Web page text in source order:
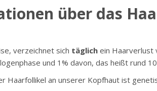
über das
verzeichnet sich täglich ein Haarverlust
und 1% davon, das heißt rund
Haarfollikel an unserer Kopfhaut ist